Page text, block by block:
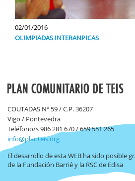
02/01/2016
OLIMPIADAS INTERANPICAS
COUTADAS Nº 59 / C.P. 36207
Vigo / Pontevedra
Teléfono/s 986 281 670 / 659 551 265
info@planteis.org
El desarrollo de esta WEB ha sido posible
de la Fundación Barrié y la RSC de Edisa